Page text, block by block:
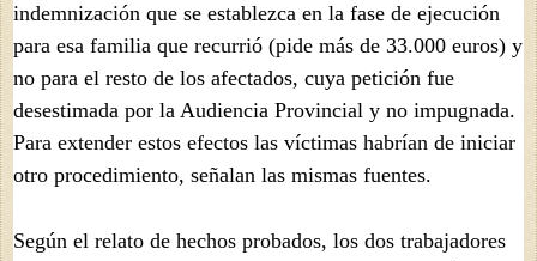
indemnización que se establezca en la fase de ejecución
para esa familia que recurrió (pide más de 33.000 euros) y
no para el resto de los afectados, cuya petición fue
desestimada por la Audiencia Provincial y no impugnada.
Para extender estos efectos las víctimas habrían de iniciar
otro procedimiento, señalan las mismas fuentes.
Según el relato de hechos probados, los dos trabajadores